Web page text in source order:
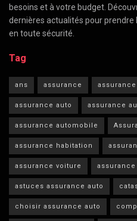
besoins et à votre budget.
dernières actualités pour
en toute sécurité.
Tag
ans assurance assurance
assurance auto assurance
assurance automobile
assurance habitation
assurance voiture
astuces assurance auto
choisir assurance auto